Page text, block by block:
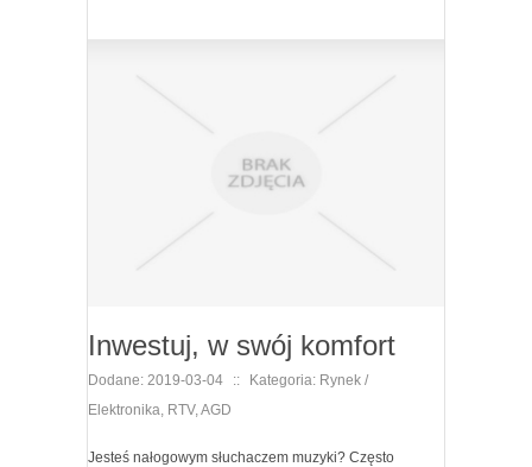
Inwestuj, w swój komfort
Dodane: 2019-03-04 ::
Kategoria: Rynek /
Elektronika, RTV, AGD
Jesteś nałogowym słuchaczem muzyki? Często